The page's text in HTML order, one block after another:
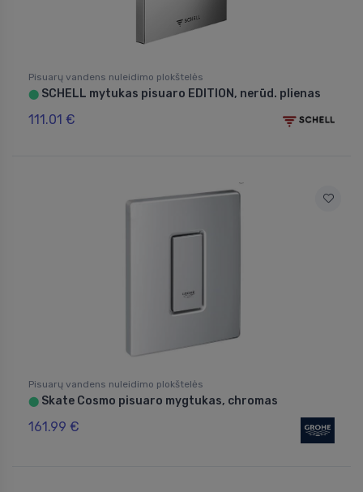
Pisuarų vandens nuleidimo plokštelės
⬤ SCHELL mytukas pisuaro EDITION, nerūd. plienas
111.01 €
Pisuarų vandens nuleidimo plokštelės
⬤ Skate Cosmo pisuaro mygtukas, chromas
161.99 €